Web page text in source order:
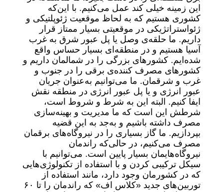
این زمینه خیلی کند عمل می‌کنیم. با این‌که
کشوری هستیم که به لحاظ موقعیت ژئوپلتیکی و
ژئواستراتژیکی در موقعیتی بسیار ممتاز قرار
داریم. ما حلقه‌ی وصل یا پل عبور شرق به غرب
آسیا هستیم و در منطقه‌ای بسیار حساس واقع
شده‌ایم. کشورهای بزرگی را در شمالمان داریم و
کشورهای مصرف کننده‌ی برقی را در جنوب و
غرب و شرقمان. ما می‌توانیم به‌عنوان جریان
عبور انرژی و یا پل عبور انرژی در منطقه نقش
ایفا کنیم. البته این به شرط و شروط است،
شرطش این است که ما مدیریت و بهینه‌سازی
مصرف داشته باشیم و به‌جد به این قضیه
بپردازیم. ما گاز بسیاری را در نیروگاه‌های برقمان
مصرف می‌کنیم، در حالی‌که راندمان
نیروگاه‌هایمان بسیار پایین است. می‌توانیم با
سیکل ترکیبی کردن و با استفاده از تکنولوژی‌هایی
که در کشورمان وجود دارد، مانند استفاده از
توربین‌های جدید «کلاس اف» که راندمان را تا ۶۰